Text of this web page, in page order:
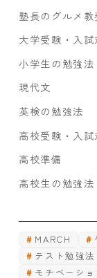
塾長のグルメ教
大学受験・入試
小学生の勉強法
現代文
英検の勉強法
高校受験・入試
高校準備
高校生の勉強法
MARCH
テスト勉強法
モチベーショ